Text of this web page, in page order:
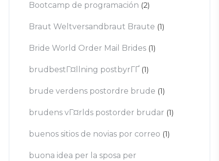
Bootcamp de programación (2)
Braut Weltversandbraut Braute (1)
Bride World Order Mail Brides (1)
brudbestГ¤llning postbyrГҐ (1)
brude verdens postordre brude (1)
brudens vГ¤rlds postorder brudar (1)
buenos sitios de novias por correo (1)
buona idea per la sposa per